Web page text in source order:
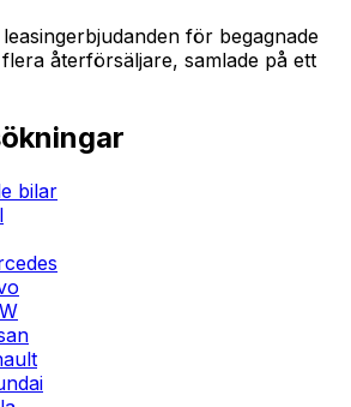
för begagnade
återförsäljare, samlade på ett
bilar